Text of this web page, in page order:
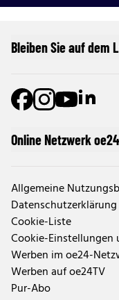
Online Netzwerk oe24
Allgemeine
Datenschutzerklärung
Cookie-Liste
Cookie-Einstellungen
Werben im oe24-
Werben auf oe24TV
Pur-Abo
Bleiben Sie auf dem